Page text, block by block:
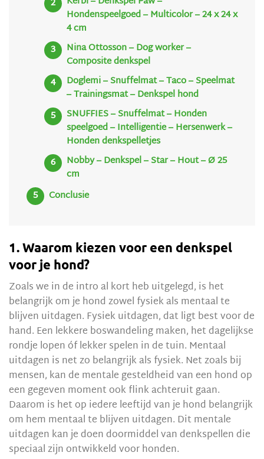
Hondenspeelgoed – Multicolor – 24 x 24 x
4 cm
Nina Ottosson – Dog worker –
Composite denkspel
Doglemi – Snuffelmat – Taco – Speelmat
– Trainingsmat – Denkspel hond
SNUFFIES – Snuffelmat – Honden
speelgoed – Intelligentie – Hersenwerk –
Honden denkspelletjes
Nobby – Denkspel – Star – Hout – Ø 25
cm
Conclusie
1. Waarom kiezen voor een denkspel
voor je hond?
Zoals we in de intro al kort heb uitgelegd, is het
belangrijk om je hond zowel fysiek als mentaal te
blijven uitdagen. Fysiek uitdagen, dat ligt best voor de
hand. Een lekkere boswandeling maken, het dagelijkse
rondje lopen óf lekker spelen in de tuin. Mentaal
uitdagen is net zo belangrijk als fysiek. Net zoals bij
mensen, kan de mentale gesteldheid van een hond op
een gegeven moment ook flink achteruit gaan.
Daarom is het op iedere leeftijd van je hond belangrijk
om hem mentaal te blijven uitdagen. Dit mentale
uitdagen kan je doen doormiddel van denkspellen die
speciaal zijn ontwikkeld voor honden.